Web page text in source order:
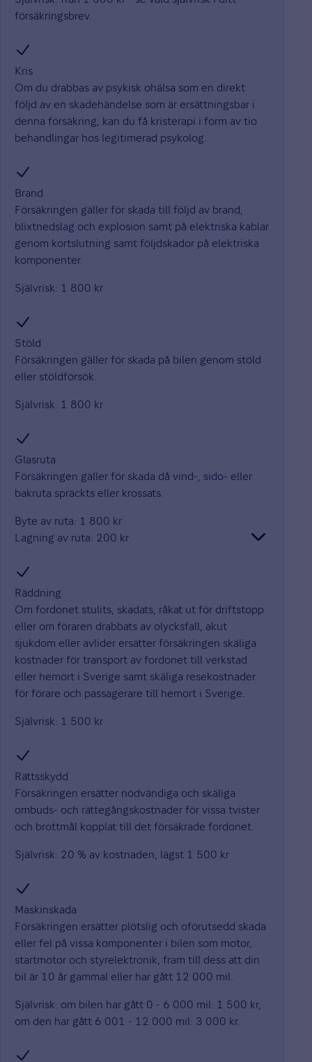
försäkringsbrev.
Kris
Om du drabbas av psykisk ohälsa som en direkt
följd av en skadehändelse som är ersättningsbar i
denna försäkring, kan du få kristerapi i form av tio
behandlingar hos legitimerad psykolog.
Brand
Försäkringen gäller för skada till följd av brand,
blixtnedslag och explosion samt på elektriska kablar
genom kortslutning samt följdskador på elektriska
komponenter.
Självrisk: 1 800 kr
Stöld
Försäkringen gäller för skada på bilen genom stöld
eller stöldförsök.
Självrisk: 1 800 kr
Glasruta
Försäkringen gäller för skada då vind-, sido- eller
bakruta spräckts eller krossats.
Byte av ruta: 1 800 kr
Lagning av ruta: 200 kr
Räddning
Om fordonet stulits, skadats, råkat ut för driftstopp
eller om föraren drabbats av olycksfall, akut
sjukdom eller avlider ersätter försäkringen skäliga
kostnader för transport av fordonet till verkstad
eller hemort i Sverige samt skäliga resekostnader
för förare och passagerare till hemort i Sverige.
Självrisk: 1 500 kr
Rättsskydd
Försäkringen ersätter nödvändiga och skäliga
ombuds- och rättegångskostnader för vissa tvister
och brottmål kopplat till det försäkrade fordonet.
Självrisk: 20 % av kostnaden, lägst 1 500 kr
Maskinskada
Försäkringen ersätter plötslig och oförutsedd skada
eller fel på vissa komponenter i bilen som motor,
startmotor och styrelektronik, fram till dess att din
bil är 10 år gammal eller har gått 12 000 mil.
Självrisk: om bilen har gått 0 - 6 000 mil: 1 500 kr,
om den har gått 6 001 - 12 000 mil: 3 000 kr.